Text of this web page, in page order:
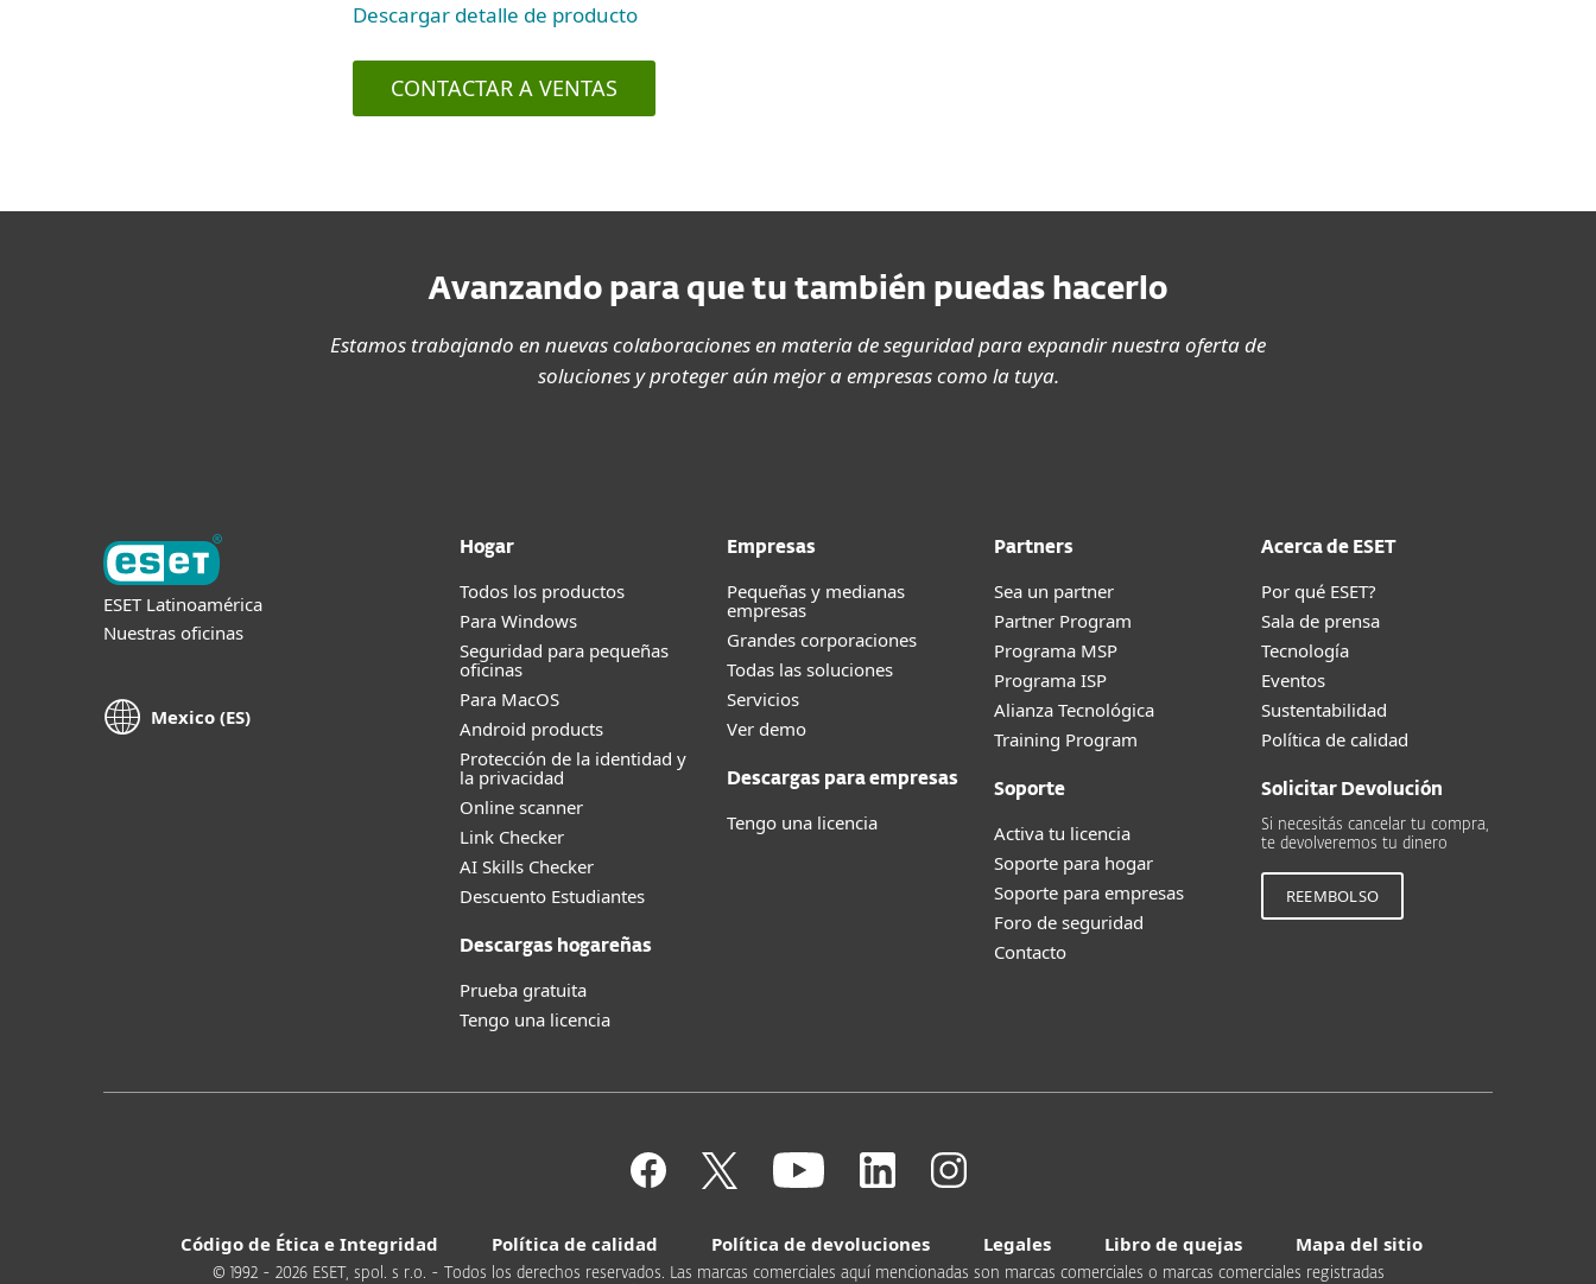
Descargar detalle de producto
CONTACTAR A VENTAS
Avanzando para que tu también puedas hacerlo
Estamos trabajando en nuevas colaboraciones en materia de seguridad para expandir nuestra oferta de
soluciones y proteger aún mejor a empresas como la tuya.
ESET Latinoamérica
Nuestras oficinas
Mexico (ES)
Hogar
Todos los productos
Para Windows
Seguridad para pequeñas
oficinas
Para MacOS
Android products
Protección de la identidad y
la privacidad
Online scanner
Link Checker
AI Skills Checker
Descuento Estudiantes
Descargas hogareñas
Prueba gratuita
Tengo una licencia
Empresas
Pequeñas y medianas
empresas
Grandes corporaciones
Todas las soluciones
Servicios
Ver demo
Descargas para empresas
Tengo una licencia
Partners
Sea un partner
Partner Program
Programa MSP
Programa ISP
Alianza Tecnológica
Training Program
Soporte
Activa tu licencia
Soporte para hogar
Soporte para empresas
Foro de seguridad
Contacto
Acerca de ESET
Por qué ESET?
Sala de prensa
Tecnología
Eventos
Sustentabilidad
Política de calidad
Solicitar Devolución
Si necesitás cancelar tu compra,
te devolveremos tu dinero
REEMBOLSO
Código de Ética e Integridad Política de calidad Política de devoluciones Legales Libro de quejas Mapa del sitio
© 1992 - 2026 ESET, spol. s r.o. - Todos los derechos reservados. Las marcas comerciales aquí mencionadas son marcas comerciales o marcas comerciales registradas